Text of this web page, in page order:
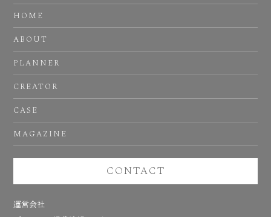
HOME
ABOUT
PLANNER
CREATOR
CASE
MAGAZINE
CONTACT
運営会社